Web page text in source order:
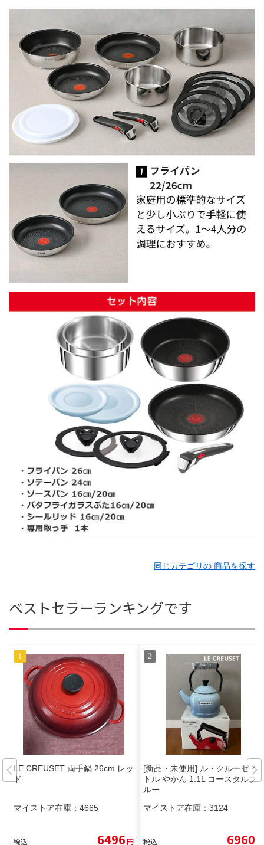
同じカテゴリの 商品を探す
ベストセラーランキングです
LE CREUSET 両手鍋 26cm レッ
ド
マイストア在庫： 4665
税込 6496円
[新品・未使用] ル・クルーゼ ケ
トル やかん 1.1L コースタルブ
ルー
マイストア在庫： 3124
税込 6960